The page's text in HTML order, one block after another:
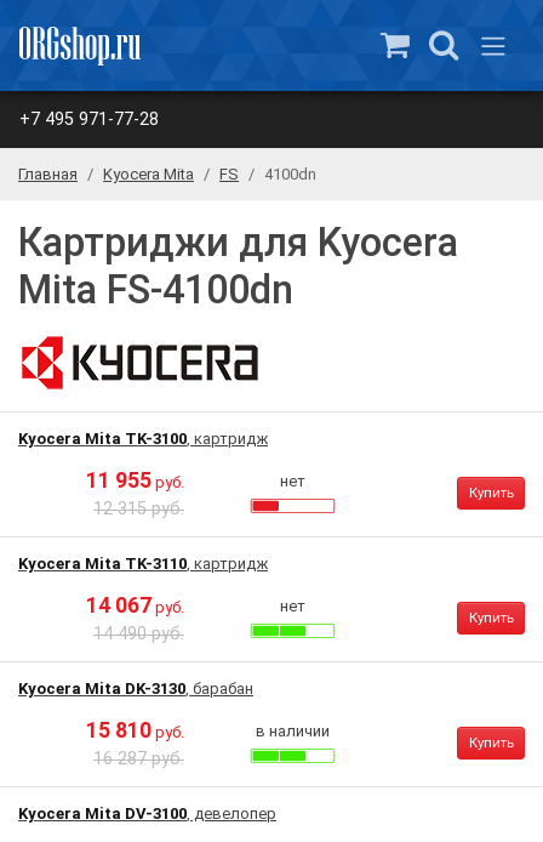
+7 495 971-77-28
Главная Kyocera Mita FS 4100dn
Картриджи для Kyocera
Mita FS-4100dn
Kyocera Mita TK-3100, картридж
11 955 руб.
12 315 руб.
нет
Купить
Kyocera Mita TK-3110, картридж
14 067 руб.
14 490 руб.
нет
Купить
Kyocera Mita DK-3130, барабан
15 810 руб.
16 287 руб.
в наличии
Купить
Kyocera Mita DV-3100, девелопер